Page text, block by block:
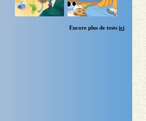
Encore plus de tests ici